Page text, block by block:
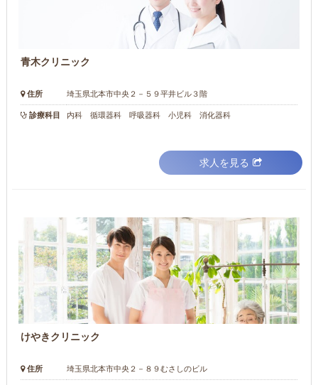
青木クリニック
住所 埼玉県北本市中央２－５９平井ビル３階
診療科目 内科 循環器科 呼吸器科 小児科 消化器科
求人を見る
けやきクリニック
住所 埼玉県北本市中央２－８９むさしのビル